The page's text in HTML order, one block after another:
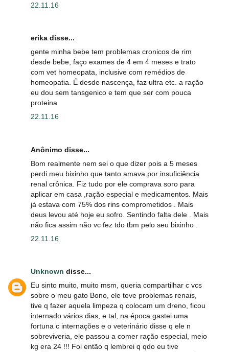
22.11.16
erika disse...
gente minha bebe tem problemas cronicos de rim
desde bebe, faço exames de 4 em 4 meses e trato
com vet homeopata, inclusive com remédios de
homeopatia. É desde nascença, faz ultra etc. a ração
eu dou sem tansgenico e tem que ser com pouca
proteina
22.11.16
Anônimo disse...
Bom realmente nem sei o que dizer pois a 5 meses
perdi meu bixinho que tanto amava por insuficiência
renal crônica. Fiz tudo por ele comprava soro para
aplicar em casa ,ração especial e medicamentos. Mais
já estava com 75% dos rins comprometidos . Mais
deus levou até hoje eu sofro. Sentindo falta dele . Mais
não fica assim não vc fez tdo tbm pelo seu bixinho .
22.11.16
Unknown disse...
Eu sinto muito, muito msm, queria compartilhar c vcs
sobre o meu gato Bono, ele teve problemas renais,
tive q fazer aquela limpeza q colocam um dreno, ficou
internado vários dias, e tal, na época gastei uma
fortuna c internações e o veterinário disse q ele n
sobreviveria, ele passou a comer ração especial, meio
kg era 24 !!! Foi então q lembrei q qdo eu tive